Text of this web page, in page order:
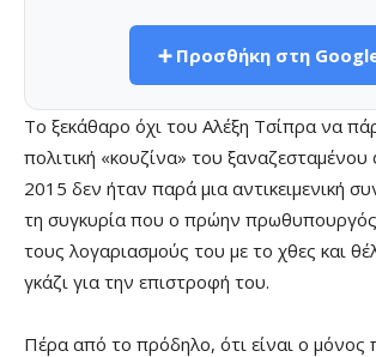
➕ Προσθήκη στη
Το ξεκάθαρο όχι του Αλέξη Τσίπρα να
πολιτική «κουζίνα» του
2015 δεν ήταν παρά μια αντικειμενική
τη συγκυρία που ο πρώην πρωθυπουργός
τους λογαριασμούς του με το χθες και
γκάζι για την επιστροφή του.
Πέρα από το πρόδηλο, ότι είναι ο μόνος